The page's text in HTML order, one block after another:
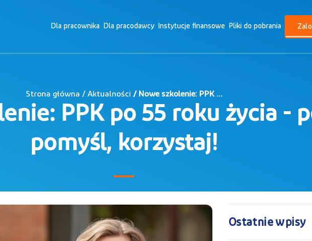
Dla pracownika Dla pracodawcy Instytucje finansowe Pliki do pobrania
Strona główna / Aktualności / Nowe szkolenie: PPK ...
PPK po 55 roku życia -
pomyśl, korzystaj!
Ostatnie wpisy